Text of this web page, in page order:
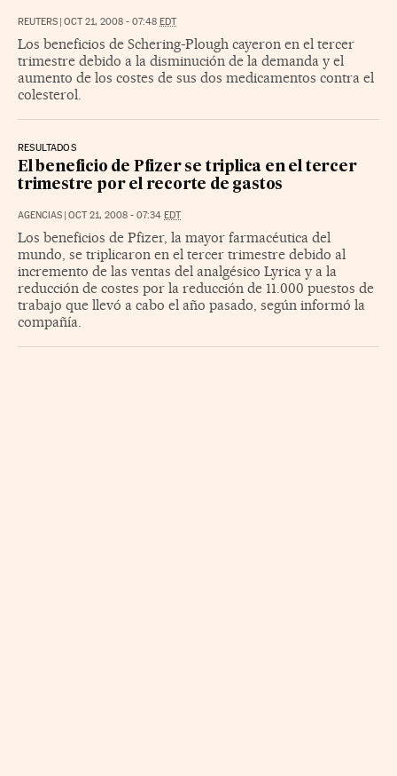
REUTERS | OCT 21, 2008 - 07:48 EDT
Los beneficios de Schering-Plough cayeron en el tercer
trimestre debido a la disminución de la demanda y el
aumento de los costes de sus dos medicamentos contra el
colesterol.
RESULTADOS
El beneficio de Pfizer se triplica en el tercer
trimestre por el recorte de gastos
AGENCIAS | OCT 21, 2008 - 07:34 EDT
Los beneficios de Pfizer, la mayor farmacéutica del
mundo, se triplicaron en el tercer trimestre debido al
incremento de las ventas del analgésico Lyrica y a la
reducción de costes por la reducción de 11.000 puestos de
trabajo que llevó a cabo el año pasado, según informó la
compañía.